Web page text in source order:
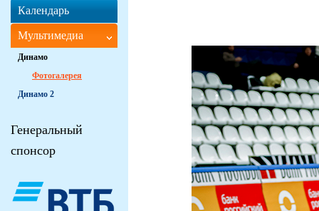
Календарь
Мультимедиа
Динамо
Фотогалерея
Динамо 2
Генеральный
спонсор